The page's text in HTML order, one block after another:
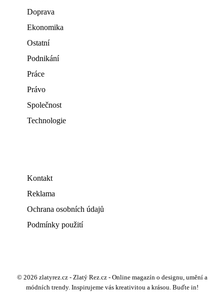
Doprava
Ekonomika
Ostatní
Podnikání
Práce
Právo
Společnost
Technologie
Kontakt
Reklama
Ochrana osobních údajů
Podmínky použití
© 2026 zlatyrez.cz - Zlatý Rez.cz - Online magazín o designu, umění a
módních trendy. Inspirujeme vás kreativitou a krásou. Buďte in!